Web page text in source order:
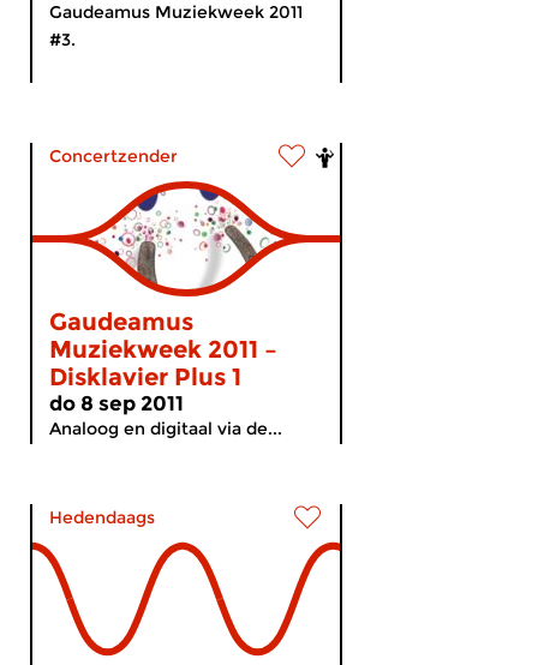
Gaudeamus Muziekweek 2011
#3.
Concertzender
Gaudeamus
Muziekweek 2011 –
Disklavier Plus 1
do 8 sep 2011
Analoog en digitaal via de...
Hedendaags